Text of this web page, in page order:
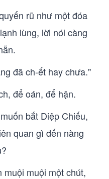
rũ như một đóa
lùng, lời nói càng
đã ch-ết hay chưa."
để oán, để hận.
bắt Diệp Chiếu,
quan gì đến nàng
muội một chút,